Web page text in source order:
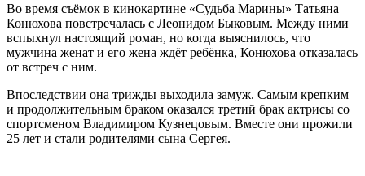
Во время съёмок в кинокартине «Судьба Марины» Татьяна
Конюхова повстречалась с Леонидом Быковым. Между ними
вспыхнул настоящий роман, но когда выяснилось, что
мужчина женат и его жена ждёт ребёнка, Конюхова отказалась
от встреч с ним.
Впоследствии она трижды выходила замуж. Самым крепким
и продолжительным браком оказался третий брак актрисы со
спортсменом Владимиром Кузнецовым. Вместе они прожили
25 лет и стали родителями сына Сергея.